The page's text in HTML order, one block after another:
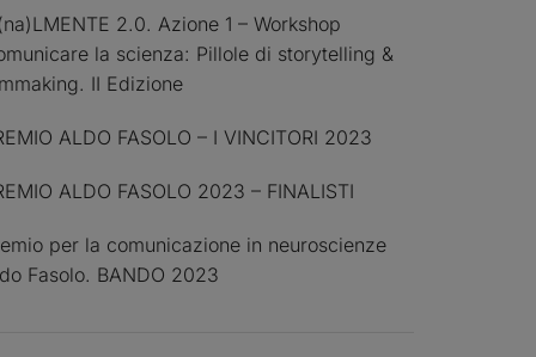
2.0. Azione 1 – Workshop
la scienza: Pillole di storytelling &
II Edizione
ALDO FASOLO – I VINCITORI 2023
ALDO FASOLO 2023 – FINALISTI
per la comunicazione in neuroscienze
Fasolo. BANDO 2023